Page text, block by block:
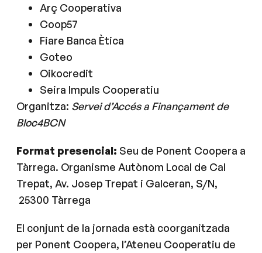
Arç Cooperativa
Coop57
Fiare Banca Ètica
Goteo
Oikocredit
Seira Impuls Cooperatiu
Organitza: Servei d’Accés a Finançament de
Bloc4BCN
Format presencial: Seu de Ponent Coopera a
Tàrrega. Organisme Autònom Local de Cal
Trepat, Av. Josep Trepat i Galceran, S/N,
25300 Tàrrega
El conjunt de la jornada està coorganitzada
per Ponent Coopera, l’Ateneu Cooperatiu de